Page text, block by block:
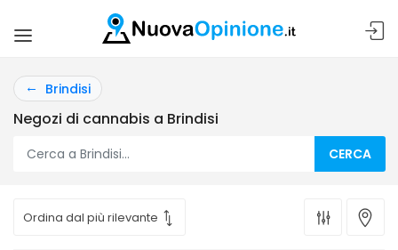
Brindisi
Negozi di cannabis a Brindisi
CERCA